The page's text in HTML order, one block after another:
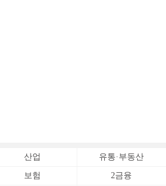
산업 유통·부동산
보험 2금융